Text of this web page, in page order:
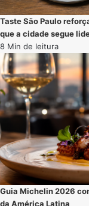
Taste São Paulo
que a cidade segue
8 Min de leitura
Guia Michelin 2026
da América Latina